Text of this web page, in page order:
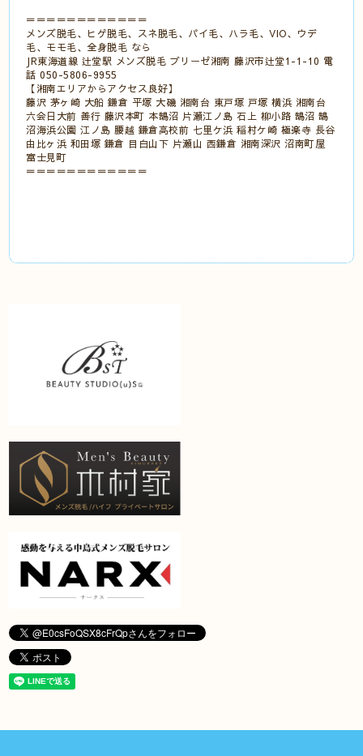
＝＝＝＝＝＝＝＝＝＝＝＝
メンズ脱毛、ヒゲ脱毛、スネ脱毛、パイ毛、ハラ毛、VIO、ウデ
毛、モモ毛、全身脱毛 なら
JR東海道線 辻堂駅 メンズ脱毛 ブリーゼ湘南 藤沢市辻堂1-1-10 電
話 050-5806-9955
【湘南エリアからアクセス良好】
藤沢 茅ヶ崎 大船 鎌倉 平塚 大磯 湘南台 東戸塚 戸塚 横浜 湘南台
六会日大前 善行 藤沢本町 本鵠沼 片瀬江ノ島 石上 柳小路 鵠沼 鵠
沼海浜公園 江ノ島 腰越 鎌倉高校前 七里ケ浜 稲村ケ崎 極楽寺 長谷
由比ヶ浜 和田塚 鎌倉 目白山下 片瀬山 西鎌倉 湘南深沢 沼南町屋
富士見町
＝＝＝＝＝＝＝＝＝＝＝＝